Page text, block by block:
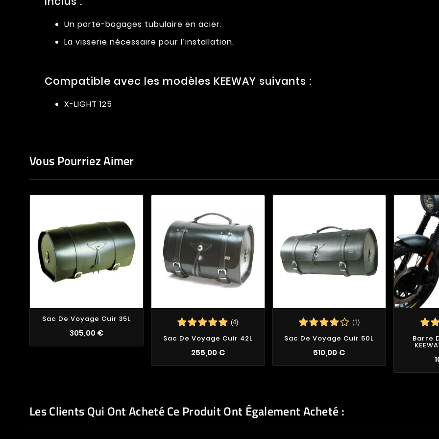
Un porte-bagages tubulaire en acier.
La visserie nécessaire pour l’installation.
Compatible avec les modèles KEEWAY suivants :
X-LIGHT 125
Vous Pourriez Aimer
Sac De Voyage Cuir 35L
305,00 €
(4)
Sac De Voyage Cuir 42L
255,00 €
(1)
Sac De Voyage Cuir 50L
510,00 €
Barre
Les Clients Qui Ont Acheté Ce Produit Ont Également Acheté :